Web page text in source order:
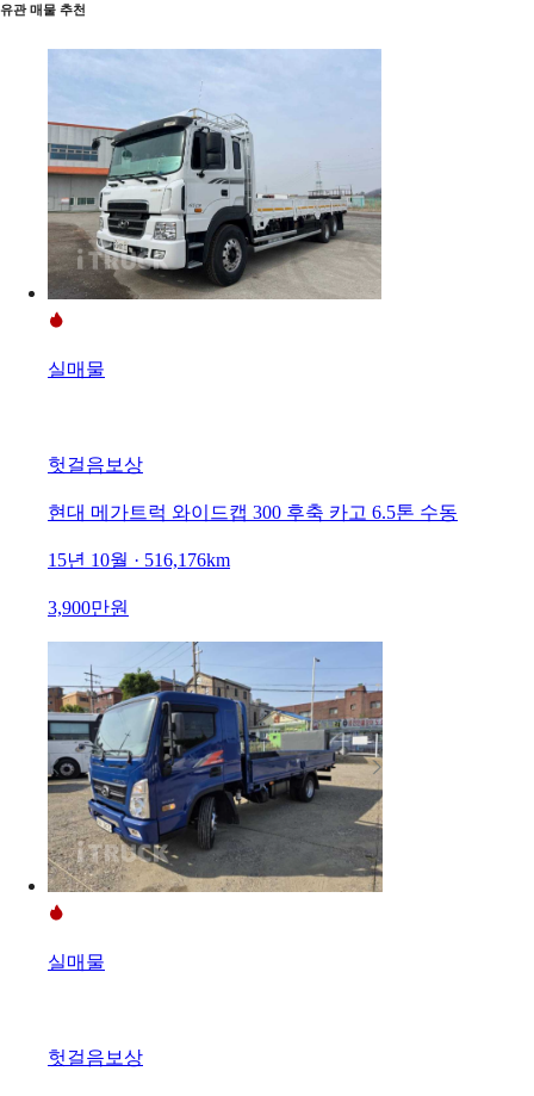
유관 매물 추천
실매물
헛걸음보상
현대 메가트럭 와이드캡 300 후축 카고 6.5톤 수동
15년 10월 · 516,176km
3,900만원
실매물
헛걸음보상